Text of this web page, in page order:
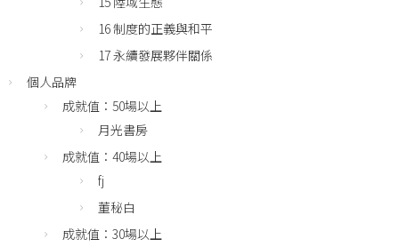
16 制度的正義與和平
17 永續發展夥伴關係
個人品牌
成就值：50場以上
月光書房
成就值：40場以上
fj
董秘白
成就值：30場以上